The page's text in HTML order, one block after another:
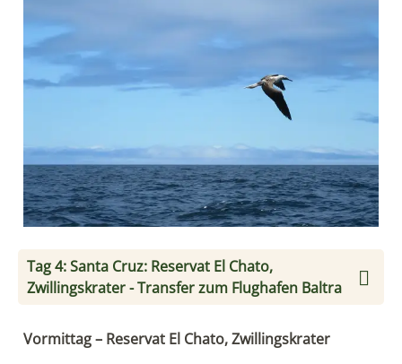
Tag 4: Santa Cruz: Reservat El Chato,
Zwillingskrater - Transfer zum Flughafen Baltra
Vormittag – Reservat El Chato, Zwillingskrater